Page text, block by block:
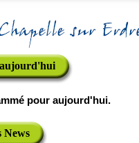
pour aujourd'hui.
News